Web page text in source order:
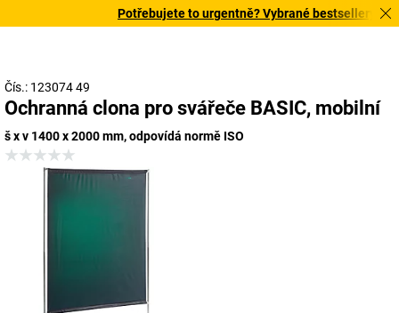
Potřebujete to urgentně? Vybrané bestsellery
Čís.: 123074 49
Ochranná clona pro svářeče BASIC, mobilní
š x v 1400 x 2000 mm, odpovídá normě ISO